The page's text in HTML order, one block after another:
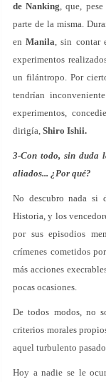
de Nanking, que,
parte de la misma.
enManila, sin contar
experimentos
un filántropo. Por
tendrían
experimentos,
dirigía, Shiro Ishii.
3-Con todo, sin duda
aliados... ¿Por qué?
No descubro nada si
Historia, y los
por sus episodios
crímenes cometidos
más acciones
pocas ocasiones.
De todos modos, no
criterios morales
aquel turbulento
Hoy a nadie se le